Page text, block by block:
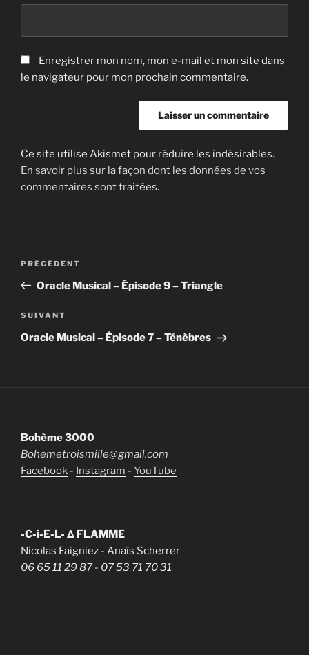
Enregistrer mon nom, mon e-mail et mon site dans
le navigateur pour mon prochain commentaire.
Ce site utilise Akismet pour réduire les indésirables.
En savoir plus sur la façon dont les données de vos
commentaires sont traitées.
Navigation
l’article
Article
précédent
PRÉCÉDENT
Oracle Musical – Épisode 9 – Triangle
Article
suivant
SUIVANT
Oracle Musical – Épisode 7 – Ténèbres
Bohème 3000
Bohemetroismille@gmail.com
Facebook - Instagram - YouTube
-C-i-E-L- Δ FLAMME
Nicolas Faigniez - Anaïs Scherrer
06 65 11 29 87 - 07 53 71 70 31